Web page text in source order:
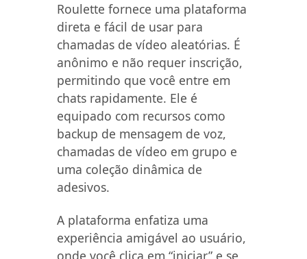
Roulette fornece uma plataforma
direta e fácil de usar para
chamadas de vídeo aleatórias. É
anônimo e não requer inscrição,
permitindo que você entre em
chats rapidamente. Ele é
equipado com recursos como
backup de mensagem de voz,
chamadas de vídeo em grupo e
uma coleção dinâmica de
adesivos.
A plataforma enfatiza uma
experiência amigável ao usuário,
onde você clica em “iniciar” e se